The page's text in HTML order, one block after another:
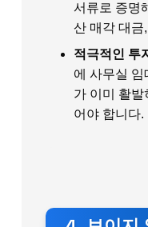
서류로 증명
산 매각 대금
적극적인 투
에 사무실
가 이미 활
어야 합니다.